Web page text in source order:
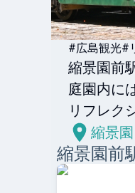
#広島観光#
縮景園前
庭園内に
リフレク
縮景園
縮景園前